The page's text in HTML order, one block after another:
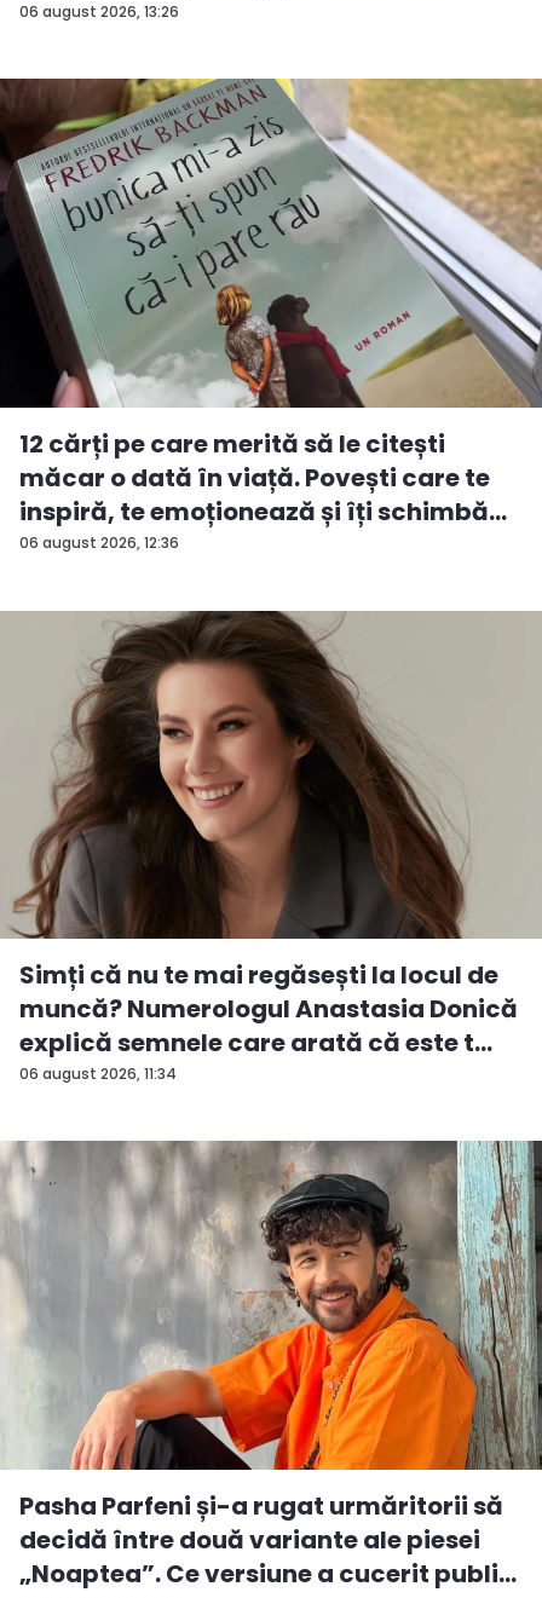
06 august 2026, 13:26
06 august 2026, 12:36
12 cărți pe care merită să le citești
măcar o dată în viață. Povești care te
inspiră, te emoționează și îți schimbă...
06 august 2026, 11:34
Simți că nu te mai regăsești la locul de
muncă? Numerologul Anastasia Donică
explică semnele care arată că este t...
Pasha Parfeni și-a rugat urmăritorii să
decidă între două variante ale piesei
„Noaptea”. Ce versiune a cucerit publi...